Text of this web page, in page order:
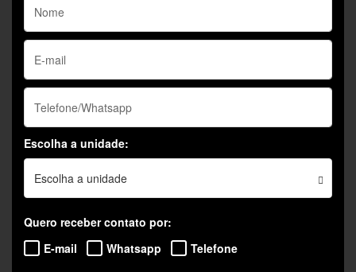
Escolha a unidade:
Escolha a unidade
Quero receber contato por:
E-mail
Whatsapp Telefone